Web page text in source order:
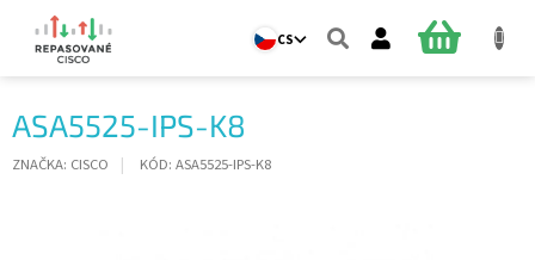
obsah
CS
NÁKUPNÍ
ASA5525-IPS-K8
ZNAČKA: CISCO KÓD: ASA5525-IPS-K8